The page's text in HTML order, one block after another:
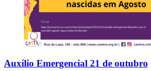
Auxílio Emergencial 21 de outubro